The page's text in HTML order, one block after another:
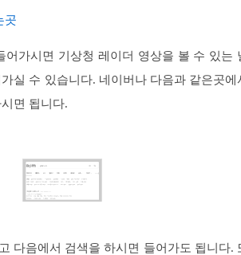
곳
어가시면 기상청 레이더 영상을 볼 수 있는
실 수 있습니다. 네이버나 다음과 같은곳에
면 됩니다.
다음에서 검색을 하시면 들어가도 됩니다.